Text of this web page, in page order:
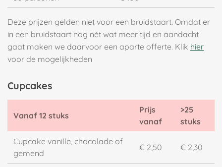
Deze prijzen gelden niet voor een bruidstaart. Omdat er
in een bruidstaart nog nét wat meer tijd en aandacht
gaat maken we daarvoor een aparte offerte. Klik hier
voor de mogelijkheden
Cupcakes
Vanaf 12 stuks
Prijs
vanaf
>25
stuks
Cupcake vanille, chocolade of
gemend
€ 2,50 € 2,30